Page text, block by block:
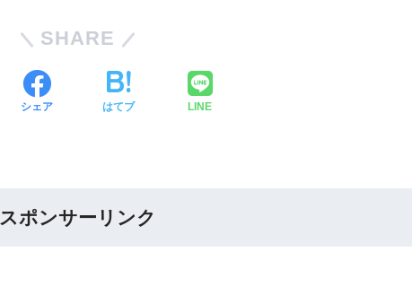
SHARE
シェア はてブ LINE
スポンサーリンク